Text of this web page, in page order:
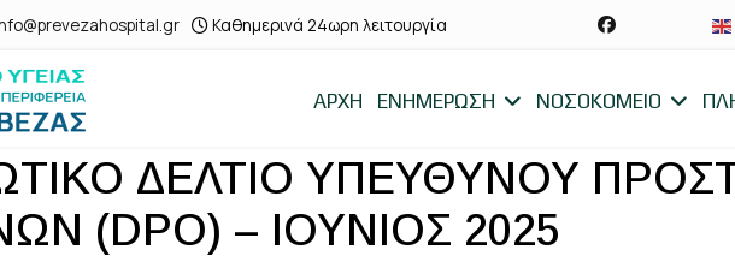
Καθημερινά 24ωρη λειτουργία
ΑΡΧΗ ΕΝΗΜΕΡΩΣΗ ΝΟΣΟΚΟΜΕΙΟ
ΔΕΛΤΙΟ ΥΠΕΥΘΥΝΟΥ
(DPO) – ΙΟΥΝΙΟΣ 2025